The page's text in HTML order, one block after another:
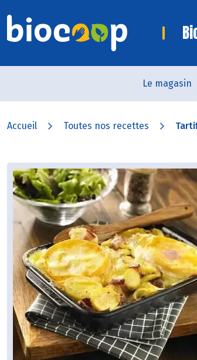
Le magasin
Accueil Toutes nos recettes